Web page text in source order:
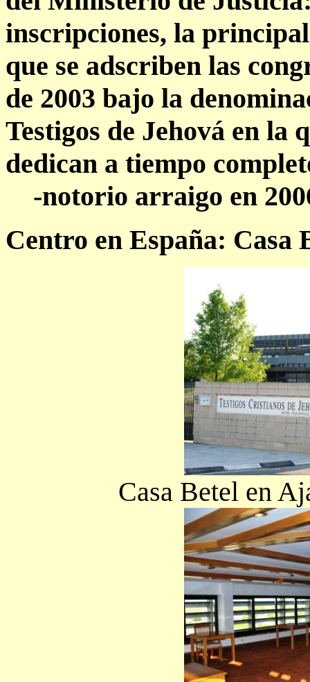
inscripciones, la
que se adscriben las
de 2003 bajo la
Testigos de Jehová en la
dedican a tiempo
-notorio arraigo en
Centro en España:
Casa Betel en